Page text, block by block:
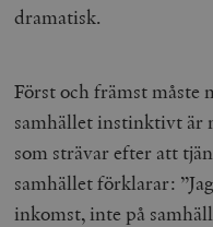
dramatisk.
Först och främst måste
samhället instinktivt är
som strävar efter att
samhället förklarar:
inkomst, inte på